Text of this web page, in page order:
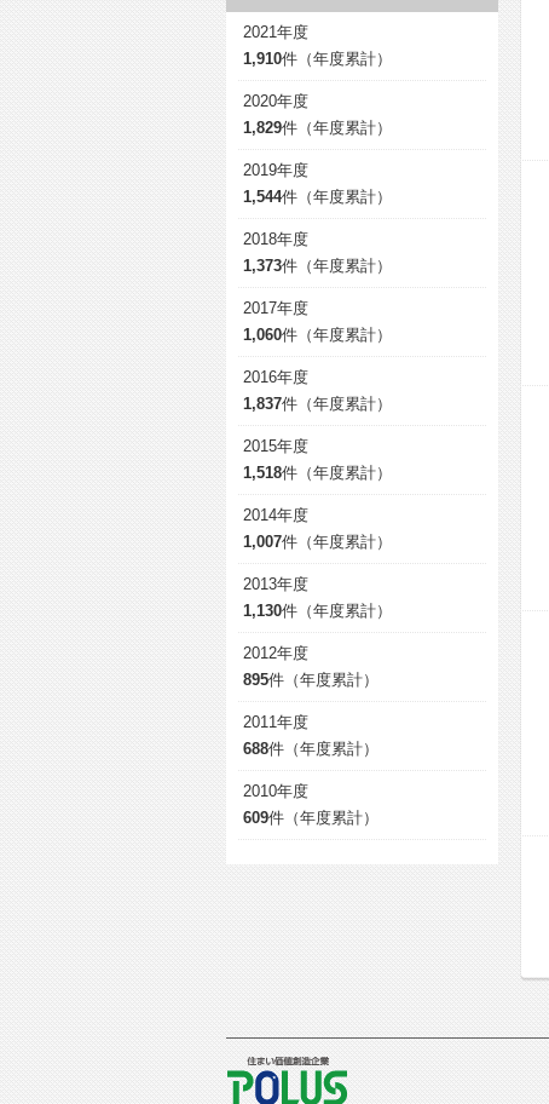
2021年度
1,910件（年度累計）
2020年度
1,829件（年度累計）
2019年度
1,544件（年度累計）
2018年度
1,373件（年度累計）
2017年度
1,060件（年度累計）
2016年度
1,837件（年度累計）
2015年度
1,518件（年度累計）
2014年度
1,007件（年度累計）
2013年度
1,130件（年度累計）
2012年度
895件（年度累計）
2011年度
688件（年度累計）
2010年度
609件（年度累計）